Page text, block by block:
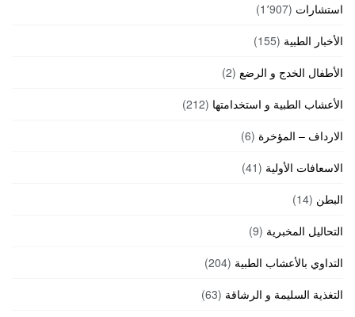
استشارات (1٬907)
الأخبار الطبية (155)
الأطفال الخدج و الرضع (2)
الأعشاب الطبية و استخدامتها (212)
الارداف – المؤخرة (6)
الاسعافات الأولية (41)
البطن (14)
التحاليل المخبرية (9)
التداوي بالأعشاب الطبية (204)
التغذية السليمة و الرشاقة (63)